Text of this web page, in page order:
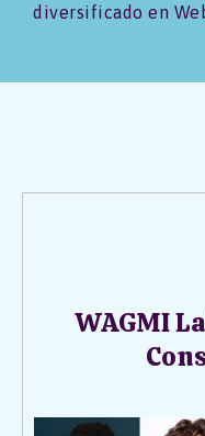
diversificado en
WAGMI